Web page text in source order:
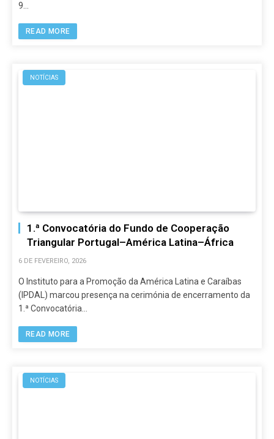
9…
READ MORE
NOTÍCIAS
1.ª Convocatória do Fundo de Cooperação
Triangular Portugal–América Latina–África
6 DE FEVEREIRO, 2026
O Instituto para a Promoção da América Latina e Caraíbas
(IPDAL) marcou presença na cerimónia de encerramento da
1.ª Convocatória…
READ MORE
NOTÍCIAS